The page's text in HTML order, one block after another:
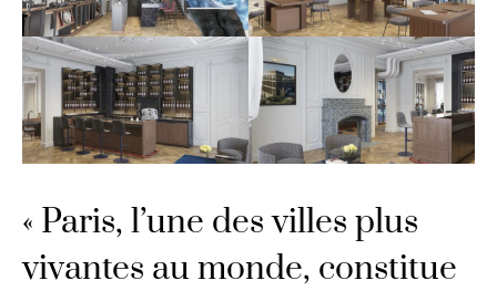
« Paris, l’une des villes plus
vivantes au monde, constitue